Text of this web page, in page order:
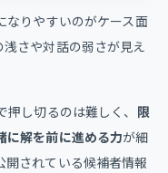
なりやすいのがケース面
さや対話の弱さが見え
し切るのは難しく、 限
に解を前に進める力が細
されている候補者情報